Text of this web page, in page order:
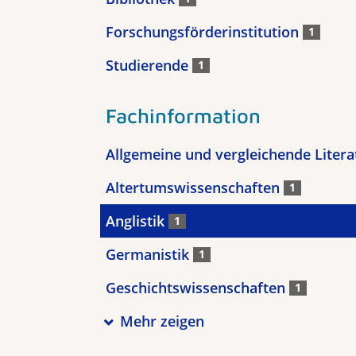
Forschungsförderinstitution 1
Studierende 1
Fachinformation
Allgemeine und vergleichende
Altertumswissenschaften 1
Anglistik 1
Germanistik 1
Geschichtswissenschaften 1
Mehr zeigen